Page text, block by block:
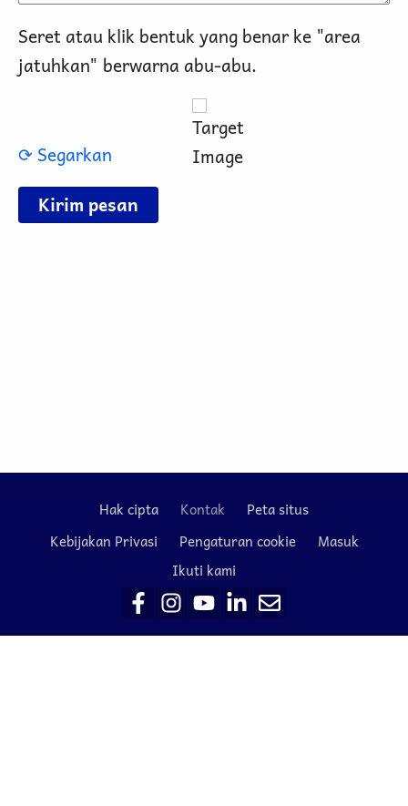
Seret atau klik bentuk yang benar ke "area
jatuhkan" berwarna abu-abu.
⟳ Segarkan
Footer
Hak cipta Kontak
Peta situs
Kebijakan Privasi
Pengaturan cookie
Masuk
Ikuti kami